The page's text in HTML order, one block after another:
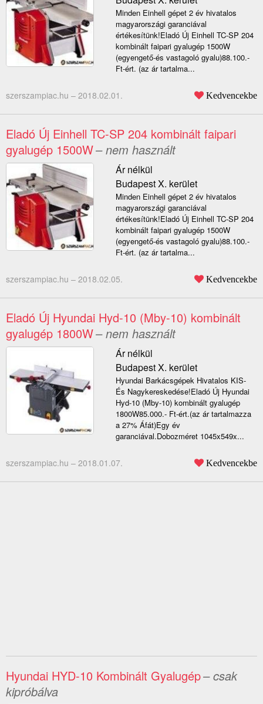
Minden Einhell gépet 2 év hivatalos
magyarországi garanciával
értékesítünk!Eladó Új Einhell TC-SP 204
kombinált faipari gyalugép 1500W
(egyengető-és vastagoló gyalu)88.100.-
Ft-ért. (az ár tartalma...
szerszampiac.hu – 2018.02.01. Kedvencekbe
Eladó Új Einhell TC-SP 204 kombinált faipari
gyalugép 1500W– nem használt
Ár nélkül
Budapest X. kerület
Minden Einhell gépet 2 év hivatalos
magyarországi garanciával
értékesítünk!Eladó Új Einhell TC-SP 204
kombinált faipari gyalugép 1500W
(egyengető-és vastagoló gyalu)88.100.-
Ft-ért. (az ár tartalma...
szerszampiac.hu – 2018.02.05. Kedvencekbe
Eladó Új Hyundai Hyd-10 (Mby-10) kombinált
gyalugép 1800W– nem használt
Ár nélkül
Budapest X. kerület
Hyundai Barkácsgépek Hivatalos KIS-
És Nagykereskedése!Eladó Új Hyundai
Hyd-10 (Mby-10) kombinált gyalugép
1800W85.000.- Ft-ért.(az ár tartalmazza
a 27% Áfát)Egy év
garanciával.Dobozméret 1045x549x...
szerszampiac.hu – 2018.01.07. Kedvencekbe
Hyundai HYD-10 Kombinált Gyalugép– csak
kipróbálva